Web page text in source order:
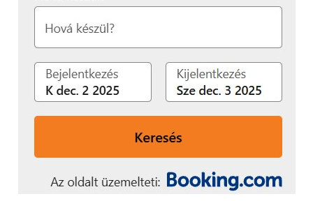
A kamera optikája fix, zoomolni nem tudunk, de már
érzékelője is jó, OmniVision OV2710 és 12
megapixeles maximális felbontást tud. A kamerának
nem torzul a kép. És nagyon fontos, hogy rossz
fényviszonyok mellett is videózhatunk, jól
korrigálja a kevés fényt. Mielőtt továbbmennénk,
nézzük is meg, hogy miről is beszélek, amikor jó